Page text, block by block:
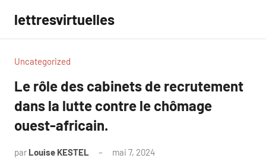
contenu
lettresvirtuelles
Uncategorized
Le rôle des cabinets de recrutement
dans la lutte contre le chômage
ouest-africain.
par Louise KESTEL mai 7, 2024